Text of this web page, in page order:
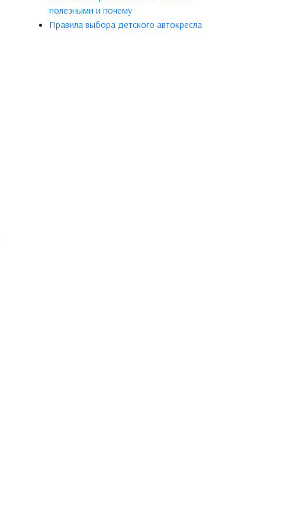
полезными и почему
Правила выбора детского автокресла